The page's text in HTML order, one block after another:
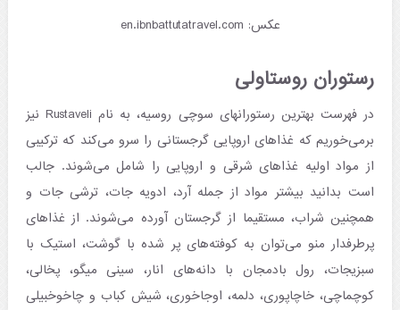
عکس: en.ibnbattutatravel.com
رستوران روستاولی
در فهرست بهترین رستورانهای سوچی روسیه، به نام Rustaveli نیز
برمی‌خوریم که غذاهای اروپایی گرجستانی را سرو می‌کند که ترکیبی
از مواد اولیه غذاهای شرقی و اروپایی را شامل می‌شوند. جالب
است بدانید بیشتر مواد از جمله آرد، ادویه جات، ترشی جات و
همچنین شراب، مستقیما از گرجستان آورده می‌شوند. از غذاهای
پرطرفدار منو می‌توان به کوفته‌های پر شده با گوشت، استیک با
سبزیجات، رول بادمجان با دانه‌های انار، سینی میگو، پخالی،
کوچماچی، خاچاپوری، دلمه، اوجاخوری، شیش کباب و چاخوخبیلی